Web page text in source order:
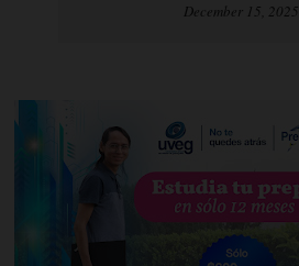
December 15, 2025